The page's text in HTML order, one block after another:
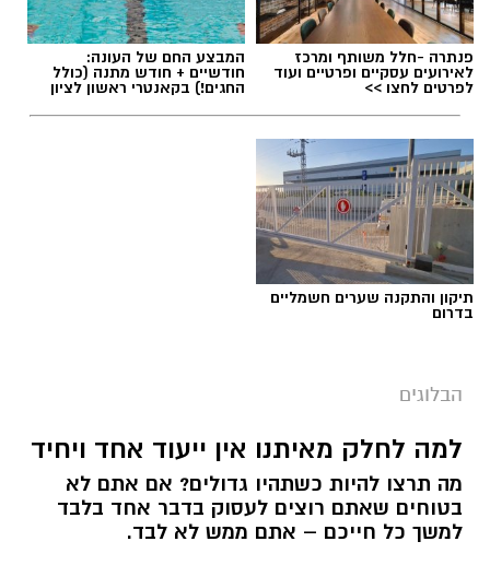
פנתרה -חלל משותף ומרכז
לאירועים עסקיים ופרטיים ועוד
לפרטים לחצו >>
המבצע החם של העונה:
חודשיים + חודש מתנה (כולל
החגים!) בקאנטרי ראשון לציון
תיקון והתקנה שערים חשמליים
בדרום
הבלוגים
למה לחלק מאיתנו אין ייעוד אחד ויחיד
מה תרצו להיות כשתהיו גדולים? אם אתם לא
בטוחים שאתם רוצים לעסוק בדבר אחד בלבד
למשך כל חייכם – אתם ממש לא לבד.